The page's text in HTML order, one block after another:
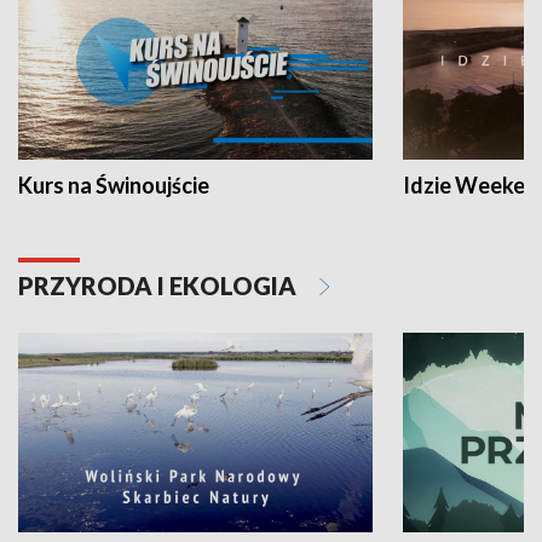
Kurs na Świnoujście Idzie
PRZYRODA I EKOLOGIA